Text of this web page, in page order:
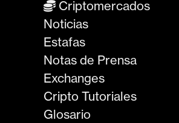
Criptomercados
Noticias
Estafas
Notas de Prensa
Exchanges
Cripto Tutoriales
Glosario